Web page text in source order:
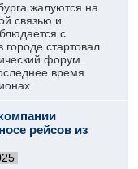
жалуются на
связью и
с
стартовал
форум.
время
рейсов из